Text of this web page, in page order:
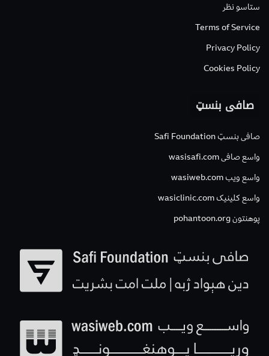
ستاسو نظر
Terms of Service
Privacy Policy
Cookies Policy
صافی بنسټ
صافی بنسټ Safi Foundation
واسع صافی wasisafi.com
واسع ویب wasiweb.com
واسع کلینیک wasiclinic.com
پوهنتون pohantoon.org